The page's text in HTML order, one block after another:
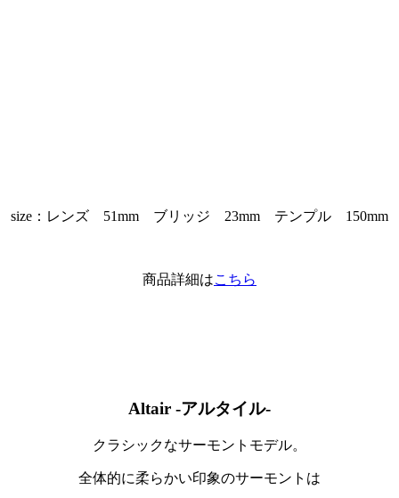
size：レンズ 51mm ブリッジ 23mm テンプル 150mm
商品詳細はこちら
Altair -アルタイル-
クラシックなサーモントモデル。
全体的に柔らかい印象のサーモントは